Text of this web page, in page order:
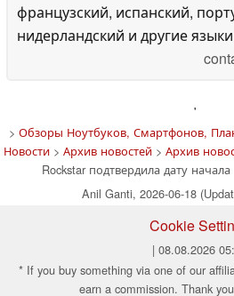
французский, испанский,
нидерландский и другие
'
> Обзоры Ноутбуков, Смартфонов,
Новости> Архив новостей> Архив
Rockstar подтвердила дату
Anil Ganti, 2026-06-18
Cookie
| 08.08.2026
* If you buy something via one of our
earn a commission. Thank